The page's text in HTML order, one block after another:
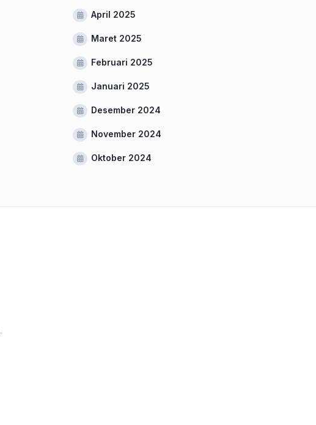
April 2025
Maret 2025
Februari 2025
Januari 2025
Desember 2024
November 2024
Oktober 2024